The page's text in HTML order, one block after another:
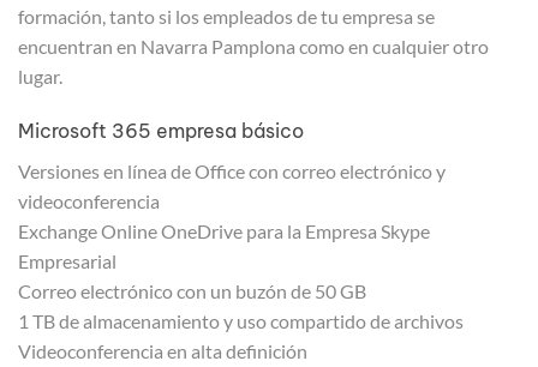
formación, tanto si los empleados de tu empresa se
encuentran en Navarra Pamplona como en cualquier otro
lugar.
Microsoft 365 empresa básico
Versiones en línea de Office con correo electrónico y
videoconferencia
Exchange Online OneDrive para la Empresa Skype
Empresarial
Correo electrónico con un buzón de 50 GB
1 TB de almacenamiento y uso compartido de archivos
Videoconferencia en alta definición